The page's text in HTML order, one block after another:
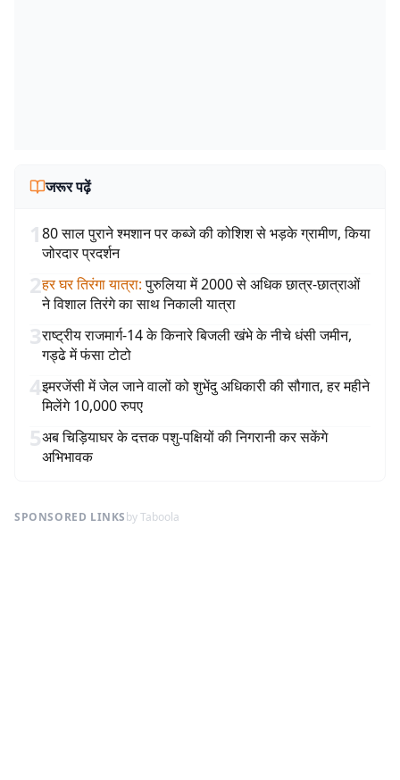
जरूर पढ़ें
180 साल पुराने श्मशान पर कब्जे की कोशिश से भड़के ग्रामीण, किया
जोरदार प्रदर्शन
2हर घर तिरंगा यात्रा: पुरुलिया में 2000 से अधिक छात्र-छात्राओं
ने विशाल तिरंगे का साथ निकाली यात्रा
3राष्ट्रीय राजमार्ग-14 के किनारे बिजली खंभे के नीचे धंसी जमीन,
गड्ढे में फंसा टोटो
4इमरजेंसी में जेल जाने वालों को शुभेंदु अधिकारी की सौगात, हर महीने
मिलेंगे 10,000 रुपए
5अब चिड़ियाघर के दत्तक पशु-पक्षियों की निगरानी कर सकेंगे
अभिभावक
SPONSORED LINKSby Taboola